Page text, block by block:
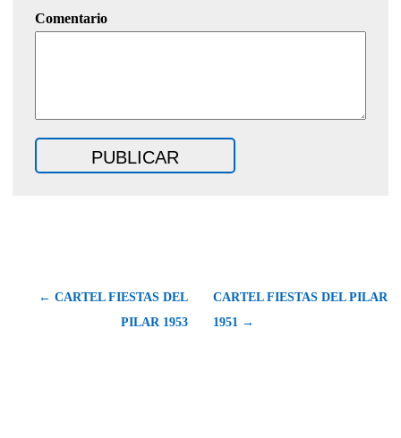
Comentario
← CARTEL FIESTAS DEL
PILAR 1953
CARTEL FIESTAS DEL PILAR
1951 →